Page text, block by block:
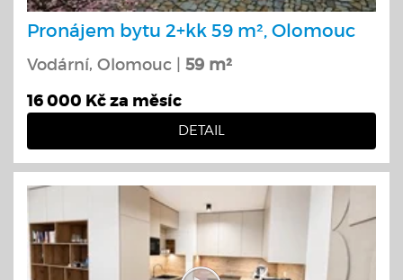
Pronájem bytu 2+kk 59 m², Olomouc
Vodární, Olomouc | 59 m²
16 000 Kč za měsíc
DETAIL